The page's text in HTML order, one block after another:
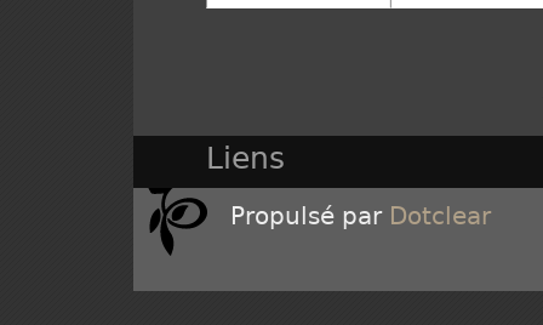
Liens
Propulsé par Dotclear